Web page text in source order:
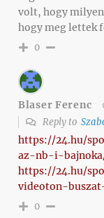
volt, hogy
hogy meg lettek
0
Blaser Ferenc
Reply to
https://24.hu/
az-nb-i-
https://24.hu/
videoton-
0